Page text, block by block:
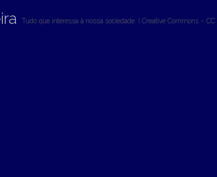
Tudo que interessa à nossa sociedade. ( Creative Commons – CC